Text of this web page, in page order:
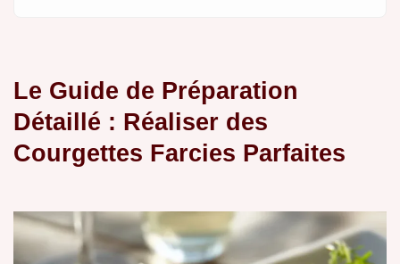
Le Guide de Préparation
Détaillé : Réaliser des
Courgettes Farcies Parfaites